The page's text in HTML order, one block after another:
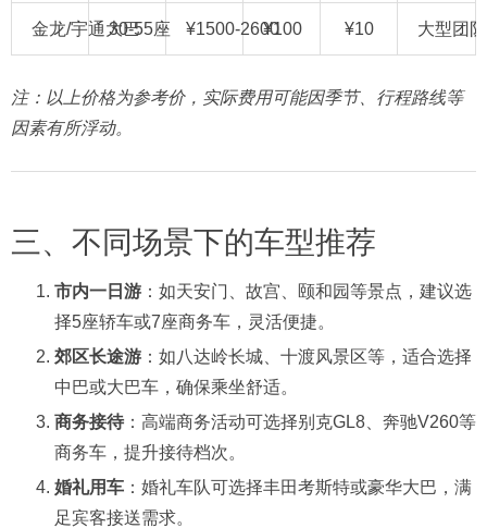
金龙/宇通大巴30-55座 ¥1500-2600¥100 ¥10 大型团
注：以上价格为参考价，实际费用可能因季节、行程路线等
因素有所浮动。
三、不同场景下的车型推荐
市内一日游 ：如天安门、故宫、颐和园等景点，建议选
择5座轿车或7座商务车，灵活便捷。
郊区长途游 ：如八达岭长城、十渡风景区等，适合选择
中巴或大巴车，确保乘坐舒适。
商务接待：高端商务活动可选择别克GL8、奔驰V260等
商务车，提升接待档次。
婚礼用车 ：婚礼车队可选择丰田考斯特或豪华大巴，满
足宾客接送需求。